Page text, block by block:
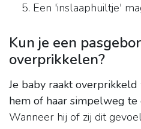
Een 'inslaaphuiltje'
Kun je een
overprikkelen?
Je baby raakt
hem of haar simpelweg
Wanneer hij of zij dit